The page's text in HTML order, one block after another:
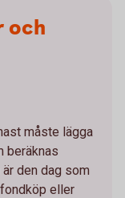
och
måste lägga
beräknas
den dag som
eller